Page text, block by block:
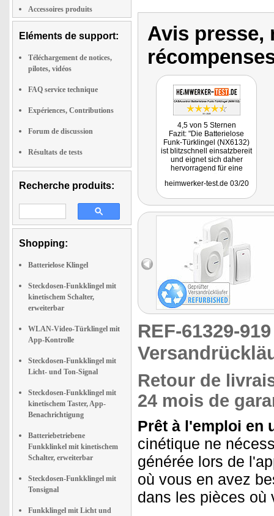
Accessoires produits
Eléments de support:
Téléchargement de notices,
pilotes, vidéos
FAQ service technique
Expériences, Contributions
Forum de discussion
Résultats de tests
Recherche produits:
Shopping:
Batterielose Klingel
Steckdosen-Funkklingel mit
kinetischem Schalter,
erweiterbar
WLAN-Video-Türklingel mit
App-Kontrolle
Steckdosen-Funkklingel mit
Licht- und Ton-Signal
Steckdosen-Funkklingel mit
kinetischem Taster, App-
Benachrichtigung
Batteriebetriebene
Funkklinkel mit kinetischem
Schalter, erweiterbar
Steckdosen-Funkklingel mit
Tonsignal
Funkklingel mit Licht und
Avis presse,
4,5 von 5 Sternen
Fazit: "Die Batterielose
Funk-Türklingel (NX6132)
ist blitzschnell einsatzbereit
und eignet sich daher
hervorragend für eine
das System flexibel und
Anwendungen an. Der
batterielose Taster macht
das Set wartungsfrei und für
den geschützten
Außenbereich geeignet. An
Funktion und Ausstattung
gibt es nicht das Geringste
auszusetzen. Somit ist die
Türklingel absolut
empfehlenswert."
heimwerker-test.de 03/20
REF-61329-
Retour de
24 mois de
Prêt à l'emploi en
cinétique ne
générée lors de
où vous en avez
dans les pièces où